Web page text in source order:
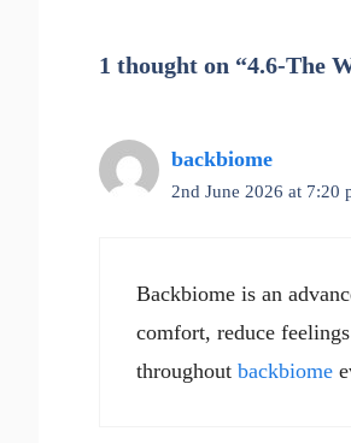
1 thought on “4.6-The
backbiome
2nd June 2026 at 7:20
Backbiome is an
comfort, reduce
throughout backbiome